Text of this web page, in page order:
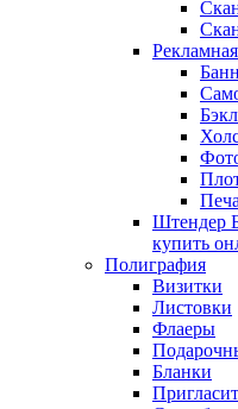
Штендер
купить
Полиграфия
Визитки
Листовки
Флаеры
Бланки